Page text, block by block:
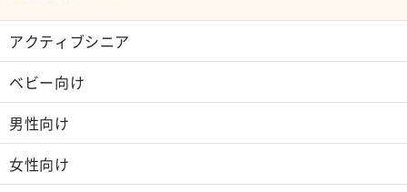
アクティブシニア
ベビー向け
男性向け
女性向け